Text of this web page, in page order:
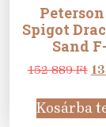
Spigot
Sand
152 889Ft
Kosárba